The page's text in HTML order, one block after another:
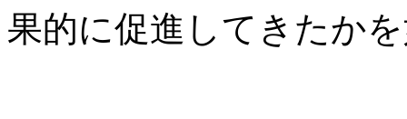
果的に促進してきたか